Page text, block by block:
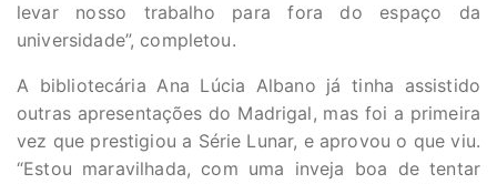
levar nosso trabalho para fora do espaço da
universidade”, completou.
A bibliotecária Ana Lúcia Albano já tinha assistido
outras apresentações do Madrigal, mas foi a primeira
vez que prestigiou a Série Lunar, e aprovou o que viu.
“Estou maravilhada, com uma inveja boa de tentar